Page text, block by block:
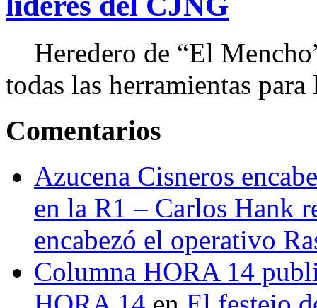
Heredero de “El
todas las herramientas
Comentarios
Azucena Cisneros
en la R1 – Carlos Hank
encabezó el operativo
Columna HORA 14